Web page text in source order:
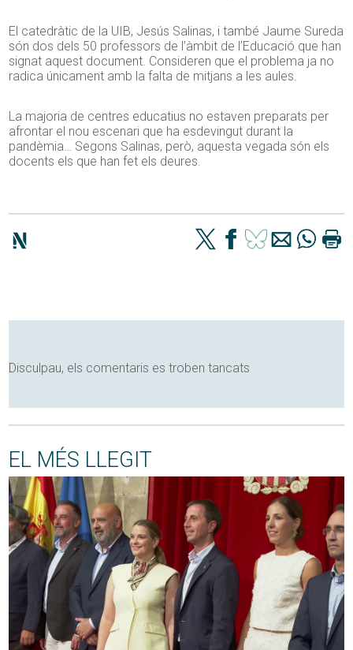
El catedràtic de la UIB, Jesús Salinas, i també Jaume Sureda
són dos dels 50 professors de l’àmbit de l’Educació que han
signat aquest document. Consideren que el problema ja no
radica únicament amb la falta de mitjans a les aules.
La majoria de centres educatius no estaven preparats per
afrontar el nou escenari que ha esdevingut durant la
pandèmia… Segons Salinas, però, aquesta vegada són els
docents els que han fet els deures.
Disculpau, els comentaris es troben tancats
EL MÉS LLEGIT